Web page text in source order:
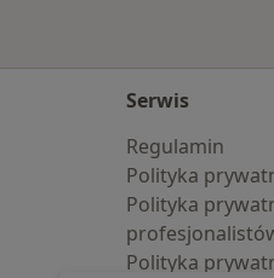
Serwis
Regulamin
Polityka
Polityka
Polityka